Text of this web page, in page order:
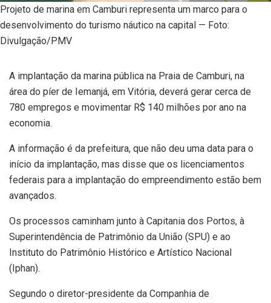
Projeto de marina em Camburi representa um marco para o
desenvolvimento do turismo náutico na capital — Foto:
Divulgação/PMV
A implantação da marina pública na Praia de Camburi, na
área do píer de Iemanjá, em Vitória, deverá gerar cerca de
780 empregos e movimentar R$ 140 milhões por ano na
economia.
A informação é da prefeitura, que não deu uma data para o
início da implantação, mas disse que os licenciamentos
federais para a implantação do empreendimento estão bem
avançados.
Os processos caminham junto à Capitania dos Portos, à
Superintendência de Patrimônio da União (SPU) e ao
Instituto do Patrimônio Histórico e Artístico Nacional
(Iphan).
Segundo o diretor-presidente da Companhia de